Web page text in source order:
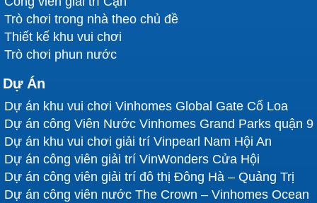
Trò chơi trong nhà theo chủ đề
Thiết kế khu vui chơi
Trò chơi phun nước
Dự Án
Dự án khu vui chơi Vinhomes Global Gate Cổ Loa
Dự án công Viên Nước Vinhomes Grand Parks quận 9
Dự án khu vui chơi giải trí Vinpearl Nam Hội An
Dự án công viên giải trí VinWonders Cửa Hội
Dự án công viên giải trí đô thị Đông Hà – Quảng Trị
Dự án công viên nước The Crown – Vinhomes Ocean